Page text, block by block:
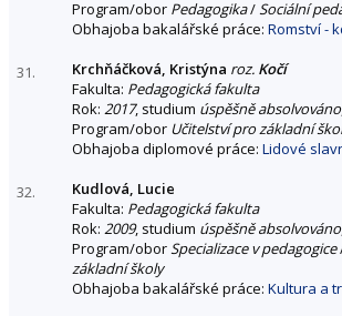
Program/obor Pedagogika/Sociální
Obhajoba bakalářské práce: Romství -
31. Krchňáčková, Kristýna roz. Kočí
Fakulta: Pedagogická fakulta
Rok: 2017, studium úspěšně absolvováno
Program/obor Učitelství pro základní
Obhajoba diplomové práce: Lidové
32.
Kudlová, Lucie
Fakulta: Pedagogická fakulta
Rok: 2009, studium úspěšně absolvováno
Program/oborSpecializace v pedagogice
základní školy
Obhajoba bakalářské práce: Kultura a